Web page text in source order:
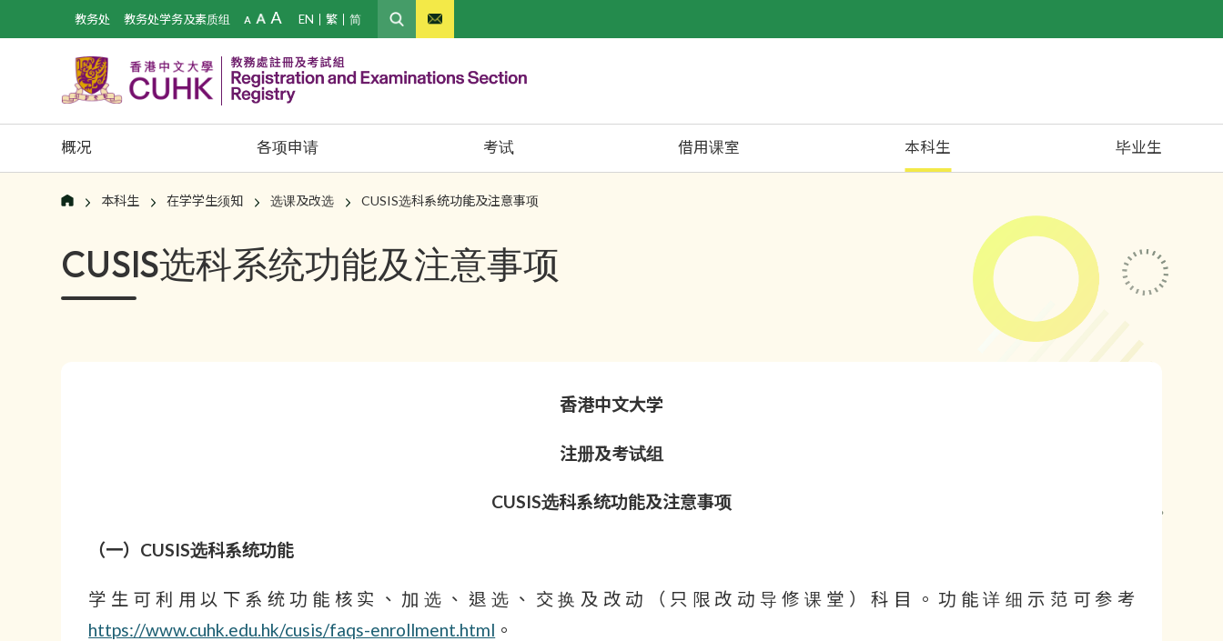
教务处 教务处学务及素质组 繁
EN 简
概况 各项申请 考试 借用课室 本科生 毕业生
本科生 在学学生须知 选课及改选 CUSIS选科系统功能及注意事项
CUSIS选科系统功能及注意事项
香港中文大学
注册及考试组
CUSIS选科系统功能及注意事项
（一）CUSIS选科系统功能
学生可利用以下系统功能核实、加选、退选、交换及改动（只限改动导修课堂）科目。功能详细示范可参考
https://www.cuhk.edu.hk/cusis/faqs-enrollment.html 。